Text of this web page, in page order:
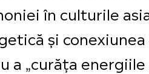
în culturile
și
a „curăța